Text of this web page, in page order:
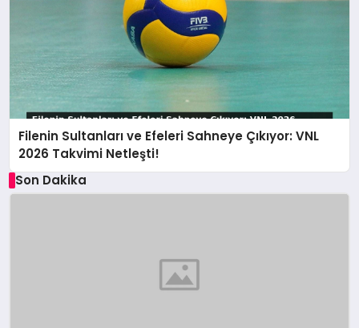
Filenin Sultanları ve Efeleri Sahneye Çıkıyor: VNL
2026 Takvimi Netleşti!
Son Dakika